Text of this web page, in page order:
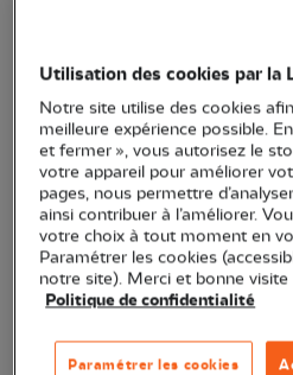
Hivers 2003: octobre-
Quantité
Dernières pièces en stock !
Ajouter
Transaction
Utilisation des cookies par la
Notre site utilise des cookies
meilleure expérience possible.
et fermer », vous autorisez le
votre appareil pour améliorer
pages, nous permettre
ainsi contribuer à l’améliorer.
votre choix à tout moment en
Paramétrer les cookies
notre site). Merci et bonne visite
Politique de confidentialité
Paramétrer les cookies